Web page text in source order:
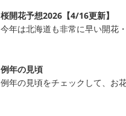
桜開花予想2026【4/16更新】
今年は北海道も非常に早い開花
例年の見頃
例年の見頃をチェックして、お